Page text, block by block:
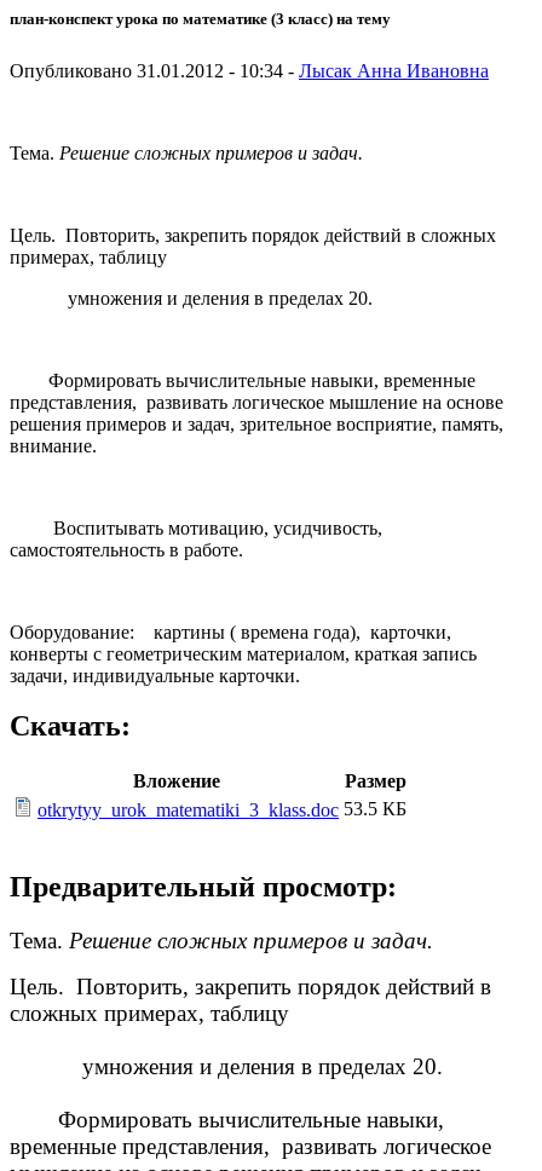
план-конспект урока по математике (3 класс) на тему
Опубликовано 31.01.2012 - 10:34 - Лысак Анна Ивановна
Тема. Решение сложных примеров и задач.
Цель. Повторить, закрепить порядок действий в сложных
примерах, таблицу
умножения и деления в пределах 20.
Формировать вычислительные навыки, временные
представления, развивать логическое мышление на основе
решения примеров и задач, зрительное восприятие, память,
внимание.
Воспитывать мотивацию, усидчивость,
самостоятельность в работе.
Оборудование: картины ( времена года), карточки,
конверты с геометрическим материалом, краткая запись
задачи, индивидуальные карточки.
Скачать:
Вложение
Размер
otkrytyy_urok_matematiki_3_klass.doc 53.5 КБ
Предварительный просмотр:
Тема. Решение сложных примеров и задач.
Цель. Повторить, закрепить порядок действий в
сложных примерах, таблицу
умножения и деления в пределах 20.
Формировать вычислительные навыки,
временные представления, развивать логическое